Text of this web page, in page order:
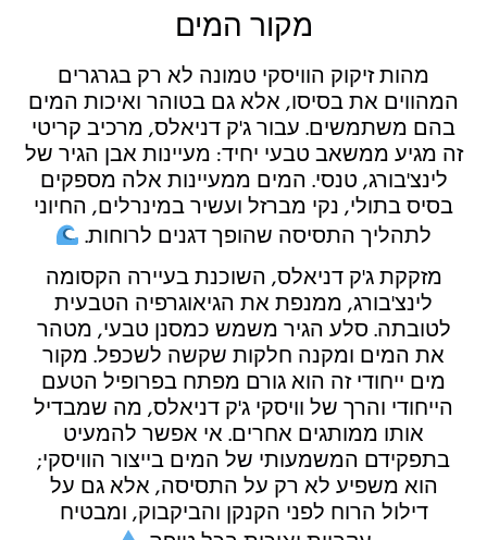
מקור המים
מהות זיקוק הוויסקי טמונה לא רק בגרגרים
המהווים את בסיסו, אלא גם בטוהר ואיכות המים
בהם משתמשים. עבור ג'ק דניאלס, מרכיב קריטי
זה מגיע ממשאב טבעי יחיד: מעיינות אבן הגיר של
לינצ'בורג, טנסי. המים ממעיינות אלה מספקים
בסיס בתולי, נקי מברזל ועשיר במינרלים, החיוני
לתהליך התסיסה שהופך דגנים לרוחות.
מזקקת ג'ק דניאלס, השוכנת בעיירה הקסומה
לינצ'בורג, ממנפת את הגיאוגרפיה הטבעית
לטובתה. סלע הגיר משמש כמסנן טבעי, מטהר
את המים ומקנה חלקות שקשה לשכפל. מקור
מים ייחודי זה הוא גורם מפתח בפרופיל הטעם
הייחודי והרך של וויסקי ג'ק דניאלס, מה שמבדיל
אותו ממותגים אחרים. אי אפשר להמעיט
בתפקידם המשמעותי של המים בייצור הוויסקי;
הוא משפיע לא רק על התסיסה, אלא גם על
דילול הרוח לפני הקנקן והביקבוק, ומבטיח